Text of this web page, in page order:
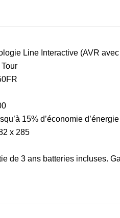
Line Interactive (AVR
15% d’économie
x 285
de 3 ans batteries incluses.